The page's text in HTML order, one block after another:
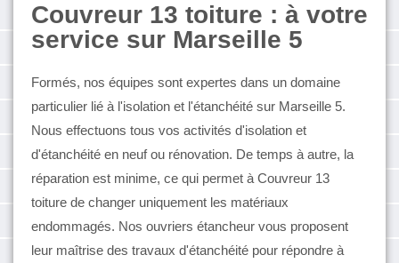
Couvreur 13 toiture : à votre
service sur Marseille 5
Formés, nos équipes sont expertes dans un domaine
particulier lié à l'isolation et l'étanchéité sur Marseille 5.
Nous effectuons tous vos activités d'isolation et
d'étanchéité en neuf ou rénovation. De temps à autre, la
réparation est minime, ce qui permet à Couvreur 13
toiture de changer uniquement les matériaux
endommagés. Nos ouvriers étancheur vous proposent
leur maîtrise des travaux d'étanchéité pour répondre à